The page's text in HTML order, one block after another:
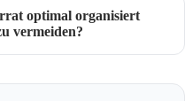
optimal organisiert
vermeiden?